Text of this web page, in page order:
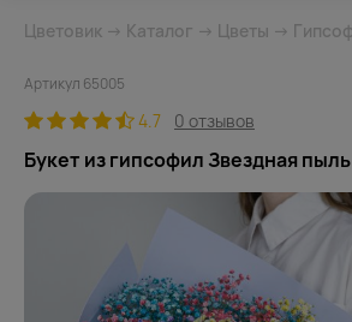
Цветовик → Каталог → Цветы →
Артикул 65005
4.7 0 отзывов
Букет из гипсофил Звездная пыль